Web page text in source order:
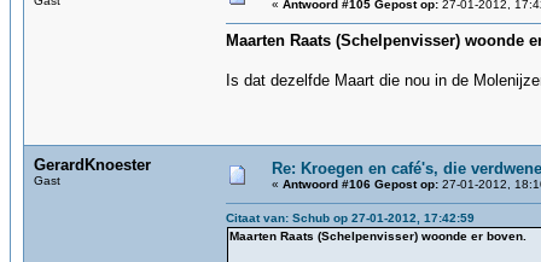
« Antwoord #105 Gepost op: 27-01-2012,
Maarten Raats (Schelpenvisser) woonde
Is dat dezelfde Maart die nou in de
GerardKnoester
Gast
Re: Kroegen en café's, die
« Antwoord #106 Gepost op: 27-01-2012,
Citaat van: Schub op 27-01-2012, 17:42:59
Maarten Raats (Schelpenvisser) woonde er boven.